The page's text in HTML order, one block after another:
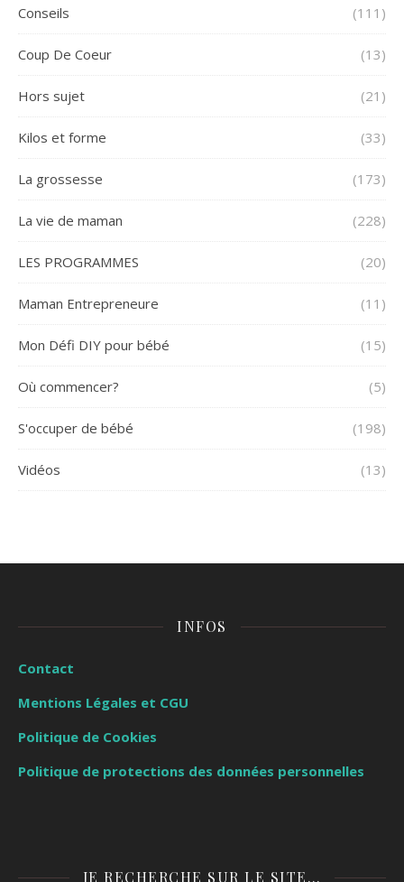
Conseils (111)
Coup De Coeur (13)
Hors sujet (21)
Kilos et forme (33)
La grossesse (173)
La vie de maman (228)
LES PROGRAMMES (20)
Maman Entrepreneure (11)
Mon Défi DIY pour bébé (15)
Où commencer? (5)
S'occuper de bébé (198)
Vidéos (13)
INFOS
Contact
Mentions Légales et CGU
Politique de Cookies
Politique de protections des données personnelles
JE RECHERCHE SUR LE SITE…